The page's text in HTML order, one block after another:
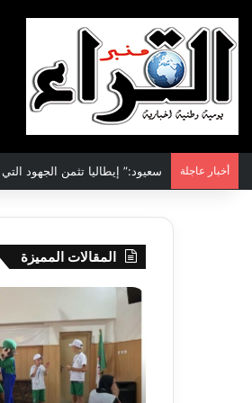
أخبار عاجلة سعيود:” إيطاليا تثمن الجهود
المقالات المميزة
جيجل:
انطلاق
المخيم
لفائدة